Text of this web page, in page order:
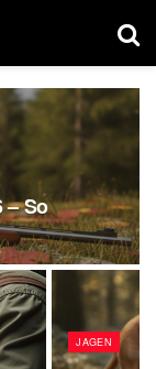
– So
JAGEN